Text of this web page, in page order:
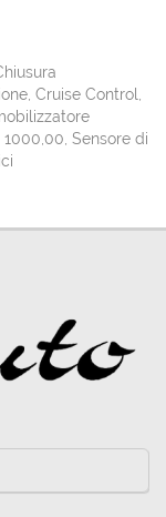
Cruise Control,
Sensore di